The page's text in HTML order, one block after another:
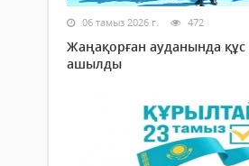
06 тамыз 2026 г. 472
Жаңақорған ауданында
ашылды